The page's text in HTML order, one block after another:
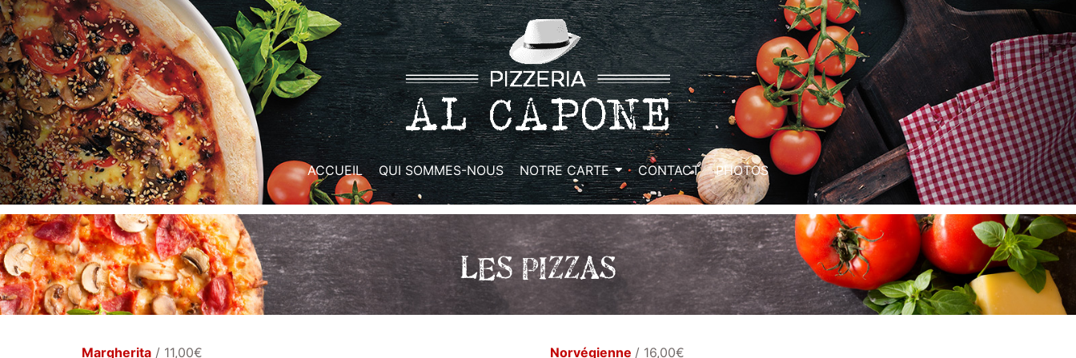
ACCUEIL QUI SOMMES-NOUS NOTRE CARTE CONTACT PHOTOS
LES PIZZAS
LES PIZZAS
Margherita / 11,00€ Norvégienne / 16,00€